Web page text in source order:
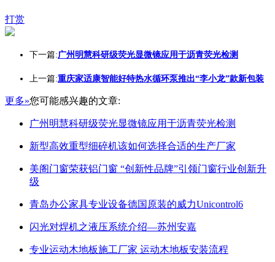
打赏
下一篇:广州明慧科研级荧光显微镜应用于沥青荧光检测
上一篇:重庆家适康智能好特热水循环泵推出“李小龙”款新包装
更多»您可能感兴趣的文章:
广州明慧科研级荧光显微镜应用于沥青荧光检测
新型高效重型细碎机该如何选择合适的生产厂家
美阁门窗荣获铝门窗 “创新性品牌”引领门窗行业创新升
级
青岛办公家具专业设备德国原装的威力Unicontrol6
闪光对焊机之液压系统介绍—苏州安嘉
专业运动木地板施工厂家 运动木地板安装流程